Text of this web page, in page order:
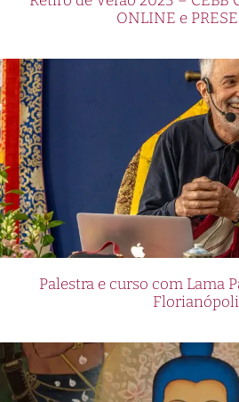
ONLINE e
Palestra e curso com Lama